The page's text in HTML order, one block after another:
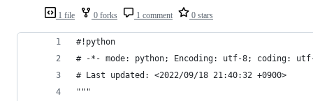
1 file 0 forks 1 comment 0 stars
#!python
# -*- mode: python; Encoding: utf-8; coding:
# Last updated: <2022/09/18 21:40:32 +0900>
"""